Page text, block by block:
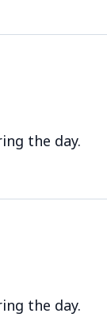
the day.
the day.